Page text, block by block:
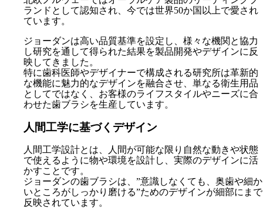
ランドとして認知され、今では世界50か国以上で愛され
ています。
ジョーダンは高い品質基準を設定し、様々な機関と協力
し研究を通して得られた結果を製品開発やデザインに反
映してきました。
特に歯科医師やデザイナーで構成される研究所は革新的
な機能に魅力的なデザインを融合させ、単なる衛生用品
としてではなく、お客様のライフスタイルやニーズに合
わせた歯ブラシを生産しています。
人間工学に基づくデザイン
人間工学設計とは、人間が可能な限り自然な動きや状態
で使えるように物や環境を設計し、実際のデザインに活
かすことです。
ジョーダンの歯ブラシは、”意識しなくても、奥歯や細か
いところがしっかり磨ける”ためのデザインが細部にまで
反映されています。